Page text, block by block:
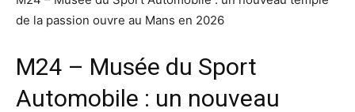
de la passion ouvre au Mans en 2026
M24 – Musée du Sport
Automobile : un nouveau